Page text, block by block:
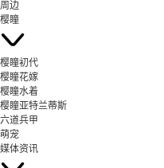
周边
樱瞳
樱瞳初代
樱瞳花嫁
樱瞳水着
樱瞳亚特兰蒂斯
六道兵甲
萌宠
媒体资讯